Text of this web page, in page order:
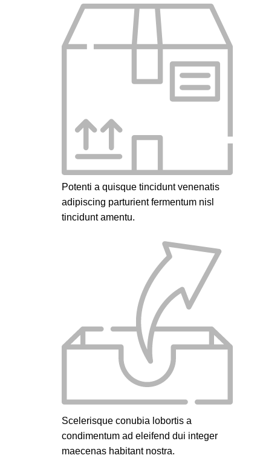
Potenti a quisque tincidunt venenatis
adipiscing parturient fermentum nisl
tinciduntamentu.
Scelerisque conubia lobortis a
condimentum ad eleifend dui integer
maecenas habitant nostra.